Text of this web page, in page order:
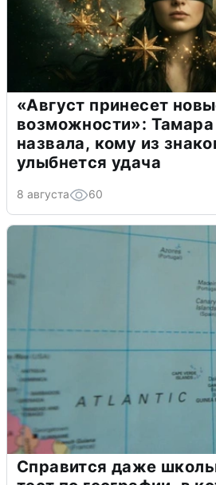
«Август принесет
возможности»: Тамара
назвала, кому из
улыбнется удача
8 августа 60
Справится даже